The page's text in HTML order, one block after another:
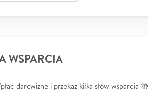
WSPARCIA
darowiznę i przekaż kilka słów wsparcia 🤲